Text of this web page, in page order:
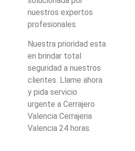
nuestros expertos
profesionales.
Nuestra prioridad esta
en brindar total
seguridad a nuestros
clientes. Llame ahora
y pida servicio
urgente a Cerrajero
Valencia Cerrajeria
Valencia 24 horas.